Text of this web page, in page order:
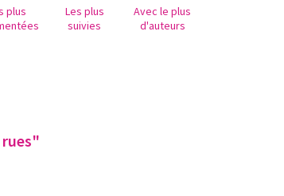
plus
Les plus
suivies
Avec le plus
d'auteurs